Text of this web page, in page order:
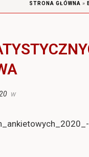
STRONA GŁÓWNA »
w